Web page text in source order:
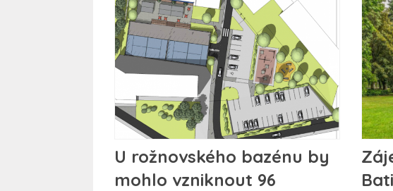
U rožnovského bazénu by
mohlo vzniknout 96